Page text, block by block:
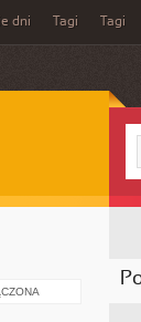
dni Tagi Tagi